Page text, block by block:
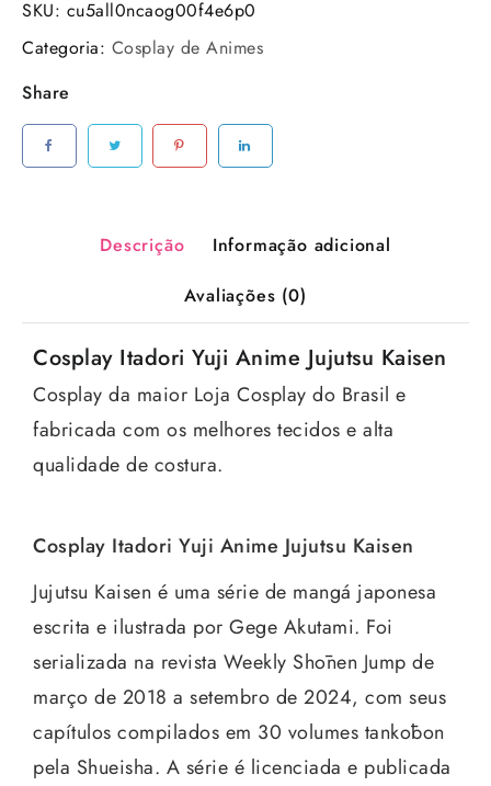
SKU: cu5all0ncaog00f4e6p0
Categoria: Cosplay de Animes
Share
Descrição
Informação adicional
Avaliações (0)
Cosplay Itadori Yuji Anime Jujutsu Kaisen
Cosplay da maior Loja Cosplay do Brasil e
fabricada com os melhores tecidos e alta
qualidade de costura.
Cosplay Itadori Yuji Anime Jujutsu Kaisen
Jujutsu Kaisen é uma série de mangá japonesa
escrita e ilustrada por Gege Akutami. Foi
serializada na revista Weekly Shōnen Jump de
março de 2018 a setembro de 2024, com seus
capítulos compilados em 30 volumes tankōbon
pela Shueisha. A série é licenciada e publicada